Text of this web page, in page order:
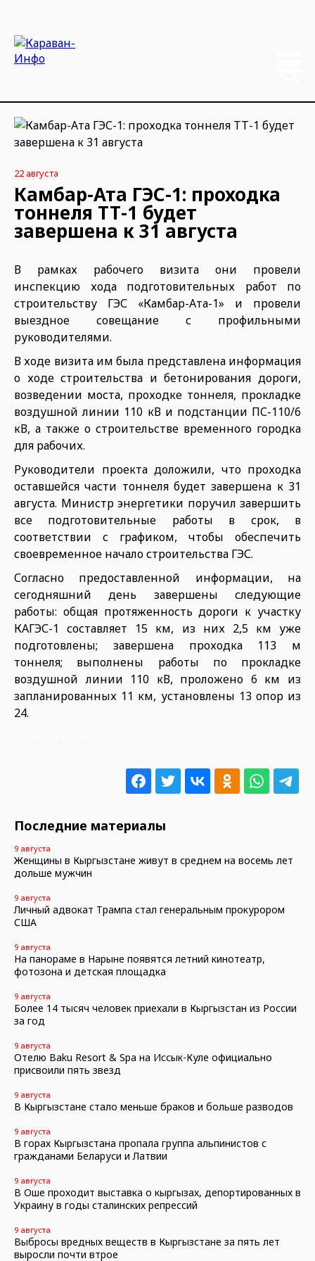
22 августа
Камбар-Ата ГЭС-1: проходка
тоннеля ТТ-1 будет
завершена к 31 августа
В рамках рабочего визита они провели
инспекцию хода подготовительных работ по
строительству ГЭС «Камбар-Ата-1» и провели
выездное совещание с профильными
руководителями.
В ходе визита им была представлена информация
о ходе строительства и бетонирования дороги,
возведении моста, проходке тоннеля, прокладке
воздушной линии 110 кВ и подстанции ПС-110/6
кВ, а также о строительстве временного городка
для рабочих.
Руководители проекта доложили, что проходка
оставшейся части тоннеля будет завершена к 31
августа. Министр энергетики поручил завершить
все подготовительные работы в срок, в
соответствии с графиком, чтобы обеспечить
своевременное начало строительства ГЭС.
Согласно предоставленной информации, на
сегодняшний день завершены следующие
работы: общая протяженность дороги к участку
КАГЭС-1 составляет 15 км, из них 2,5 км уже
подготовлены; завершена проходка 113 м
тоннеля; выполнены работы по прокладке
воздушной линии 110 кВ, проложено 6 км из
запланированных 11 км, установлены 13 опор из
24.
Последние материалы
9 августа
Женщины в Кыргызстане живут в среднем на восемь лет
дольше мужчин
9 августа
Личный адвокат Трампа стал генеральным прокурором
США
9 августа
На панораме в Нарыне появятся летний кинотеатр,
фотозона и детская площадка
9 августа
Более 14 тысяч человек приехали в Кыргызстан из России
за год
9 августа
Отелю Baku Resort & Spa на Иссык-Куле официально
присвоили пять звезд
9 августа
В Кыргызстане стало меньше браков и больше разводов
9 августа
В горах Кыргызстана пропала группа альпинистов с
гражданами Беларуси и Латвии
9 августа
В Оше проходит выставка о кыргызах, депортированных в
Украину в годы сталинских репрессий
9 августа
Выбросы вредных веществ в Кыргызстане за пять лет
выросли почти втрое